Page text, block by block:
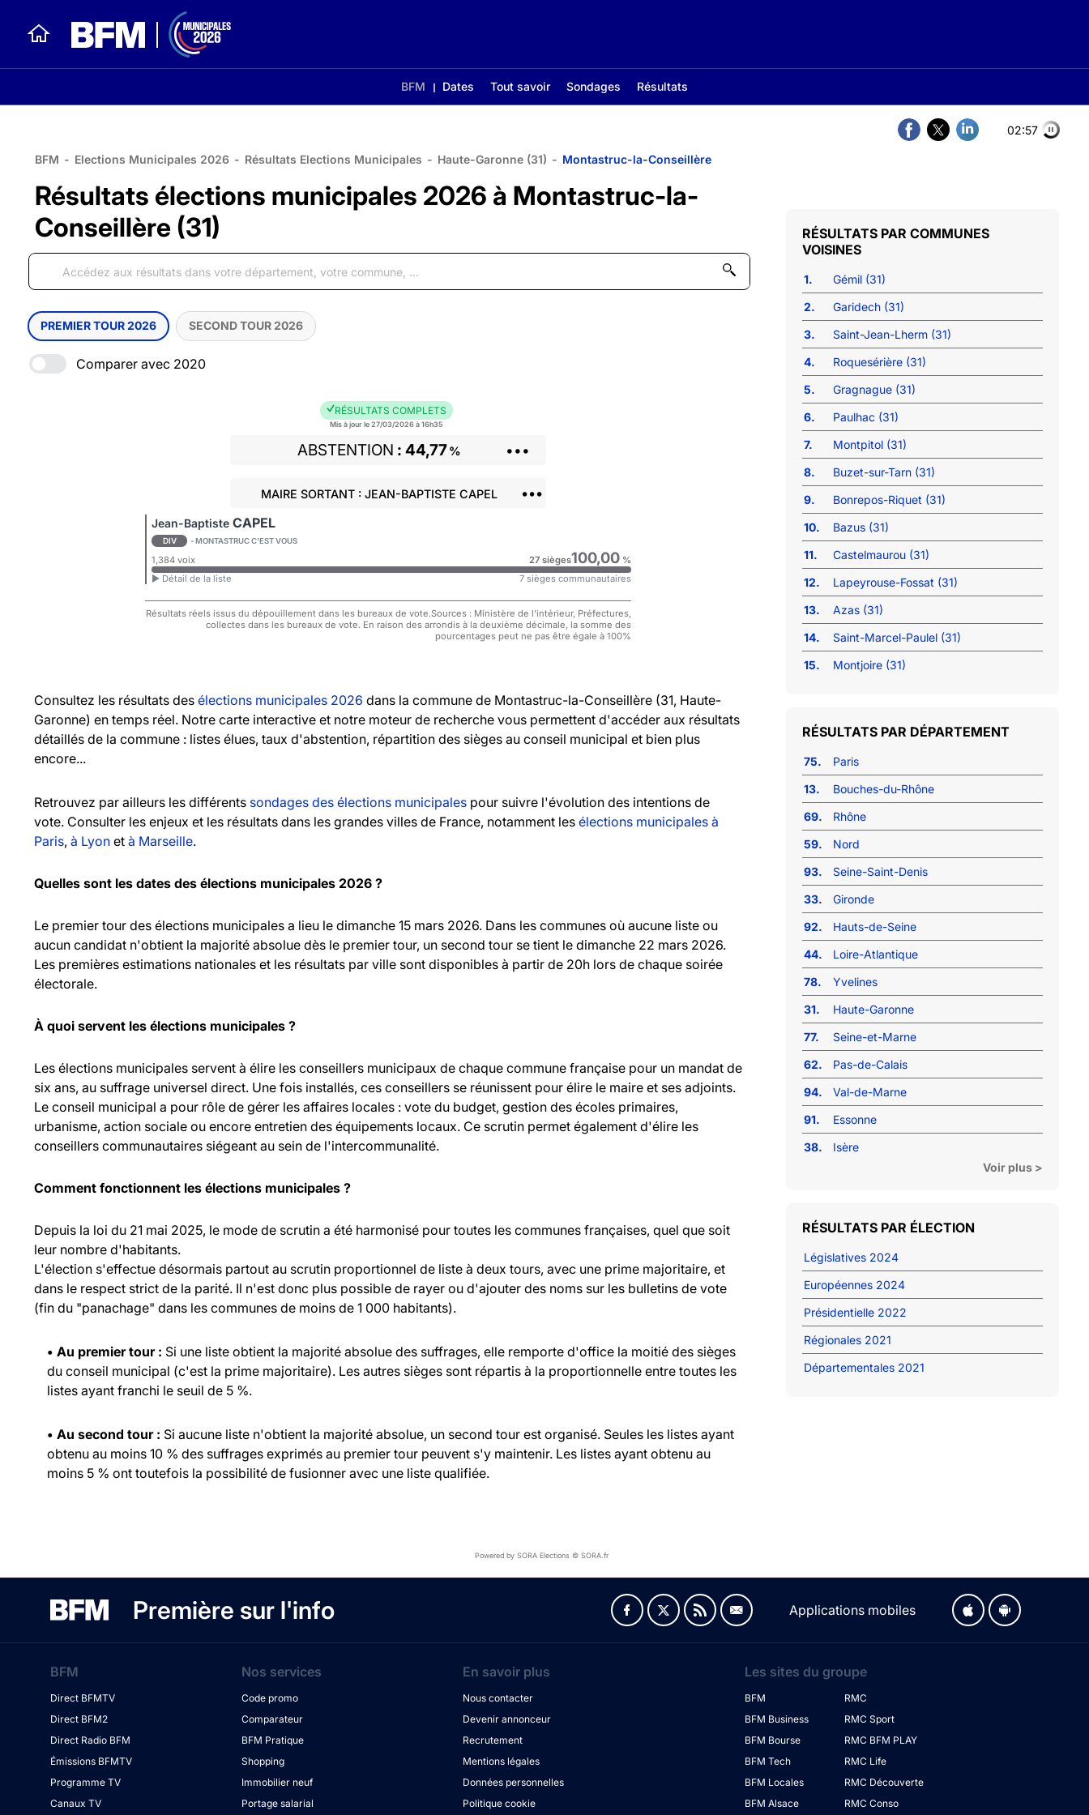
BFM Dates Tout savoir Sondages Résultats
02:57
BFM - Elections Municipales 2026 - Résultats Elections Municipales - Haute-Garonne (31) - Montastruc-la-Conseillère
Résultats élections municipales 2026 à Montastruc-la-
Conseillère (31)
PREMIER TOUR 2026 SECOND TOUR 2026
Comparer avec 2020
RÉSULTATS COMPLETS
Mis à jour le 27/03/2026 à 16h35
ABSTENTION 44,77% •••
MAIRE SORTANT : JEAN-BAPTISTE CAPEL •••
Jean-Baptiste CAPEL
DIV - MONTASTRUC C'EST VOUS
1,384 voix 27 sièges100,00 %
► Détail de la liste
7 sièges communautaires
Résultats réels issus du dépouillement dans les bureaux de vote.Sources : Ministère de l'intérieur, Préfectures,
collectes dans les bureaux de vote. En raison des arrondis à la deuxième décimale, la somme des
pourcentages peut ne pas être égale à 100%
Consultez les résultats des élections municipales 2026 dans la commune de Montastruc-la-Conseillère (31, Haute-
Garonne) en temps réel. Notre carte interactive et notre moteur de recherche vous permettent d'accéder aux résultats
détaillés de la commune : listes élues, taux d'abstention, répartition des sièges au conseil municipal et bien plus
encore...
Retrouvez par ailleurs les différents sondages des élections municipales pour suivre l'évolution des intentions de
vote. Consulter les enjeux et les résultats dans les grandes villes de France, notamment les élections municipales à
Paris, à Lyon et à Marseille.
Quelles sont les dates des élections municipales 2026 ?
Le premier tour des élections municipales a lieu le dimanche 15 mars 2026. Dans les communes où aucune liste ou
aucun candidat n'obtient la majorité absolue dès le premier tour, un second tour se tient le dimanche 22 mars 2026.
Les premières estimations nationales et les résultats par ville sont disponibles à partir de 20h lors de chaque soirée
électorale.
À quoi servent les élections municipales ?
Les élections municipales servent à élire les conseillers municipaux de chaque commune française pour un mandat de
six ans, au suffrage universel direct. Une fois installés, ces conseillers se réunissent pour élire le maire et ses adjoints.
Le conseil municipal a pour rôle de gérer les affaires locales : vote du budget, gestion des écoles primaires,
urbanisme, action sociale ou encore entretien des équipements locaux. Ce scrutin permet également d'élire les
conseillers communautaires siégeant au sein de l'intercommunalité.
Comment fonctionnent les élections municipales ?
Depuis la loi du 21 mai 2025, le mode de scrutin a été harmonisé pour toutes les communes françaises, quel que soit
leur nombre d'habitants.
L'élection s'effectue désormais partout au scrutin proportionnel de liste à deux tours, avec une prime majoritaire, et
dans le respect strict de la parité. Il n'est donc plus possible de rayer ou d'ajouter des noms sur les bulletins de vote
(fin du "panachage" dans les communes de moins de 1 000 habitants).
• Au premier tour : Si une liste obtient la majorité absolue des suffrages, elle remporte d'office la moitié des sièges
du conseil municipal (c'est la prime majoritaire). Les autres sièges sont répartis à la proportionnelle entre toutes les
listes ayant franchi le seuil de 5 %.
• Au second tour : Si aucune liste n'obtient la majorité absolue, un second tour est organisé. Seules les listes ayant
obtenu au moins 10 % des suffrages exprimés au premier tour peuvent s'y maintenir. Les listes ayant obtenu au
moins 5 % ont toutefois la possibilité de fusionner avec une liste qualifiée.
COMMUNES
VOISINES
1.
Gémil (31)
2.
Garidech (31)
3.
Saint-Jean-Lherm (31)
4.
Roquesérière (31)
5.
Gragnague (31)
6.
Paulhac (31)
7.
Montpitol (31)
8.
Buzet-sur-Tarn (31)
9.
Bonrepos-Riquet (31)
10.
Bazus (31)
11.
Castelmaurou (31)
12.
Lapeyrouse-Fossat (31)
13.
Azas (31)
14.
Saint-Marcel-Paulel (31)
15.
Montjoire (31)
RÉSULTATS PAR DÉPARTEMENT
75.
Paris
13.
Bouches-du-Rhône
69.
Rhône
59.
Nord
93.
Seine-Saint-Denis
33.
Gironde
92.
Hauts-de-Seine
44.
Loire-Atlantique
78.
Yvelines
31.
Haute-Garonne
77.
Seine-et-Marne
62.
Pas-de-Calais
94.
Val-de-Marne
91.
Essonne
38.
Isère
Voir plus >
RÉSULTATS PAR ÉLECTION
Législatives 2024
Européennes 2024
Présidentielle 2022
Régionales 2021
Départementales 2021
Powered by SORA Elections © SORA.fr
Première sur l'info Applications mobiles
BFM
Direct BFMTV
Direct BFM2
Direct Radio BFM
Émissions BFMTV
Programme TV
Canaux TV
Nos services
Code promo
Comparateur
BFM Pratique
Shopping
Immobilier neuf
Portage salarial
En savoir plus
Nous contacter
Devenir annonceur
Recrutement
Mentions légales
Données personnelles
Politique cookie
Les sites du groupe
BFM
BFM Business
BFM Bourse
BFM Tech
BFM Locales
BFM Alsace
RMC
RMC Sport
RMC BFM PLAY
RMC Life
RMC Découverte
RMC Conso